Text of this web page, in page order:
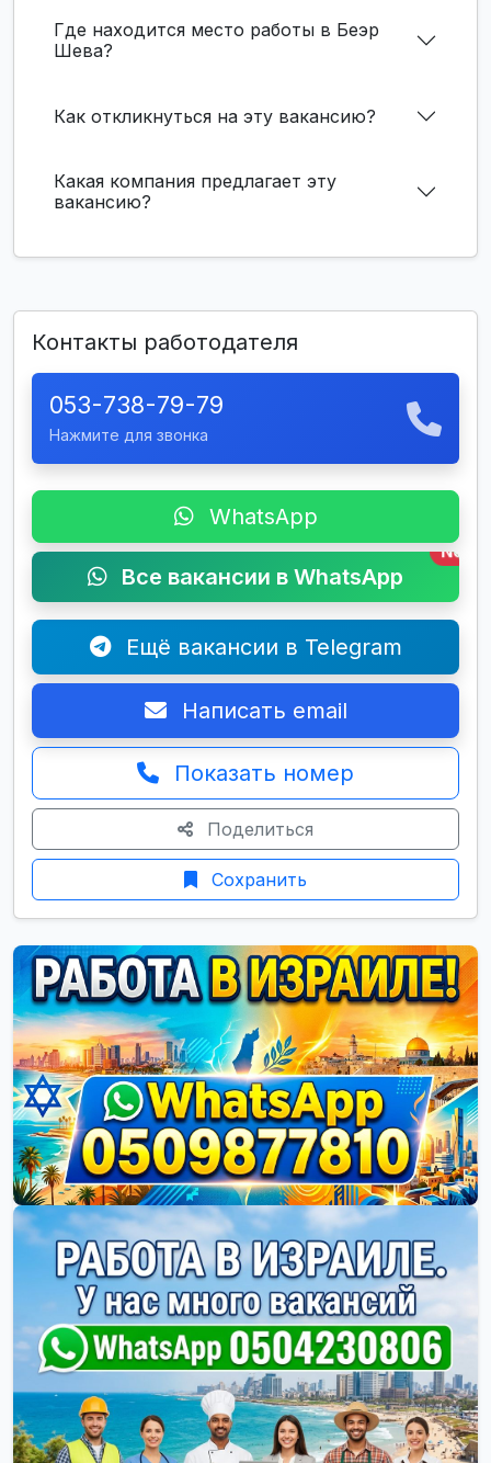
Где находится место работы в Беэр
Шева?
Как откликнуться на эту вакансию?
Какая компания предлагает эту
вакансию?
Контакты работодателя
053-738-79-79
Нажмите для звонка
WhatsApp
Все вакансии в WhatsApp
New
Ещё вакансии в Telegram
Написать email
Показать номер
Поделиться
Сохранить